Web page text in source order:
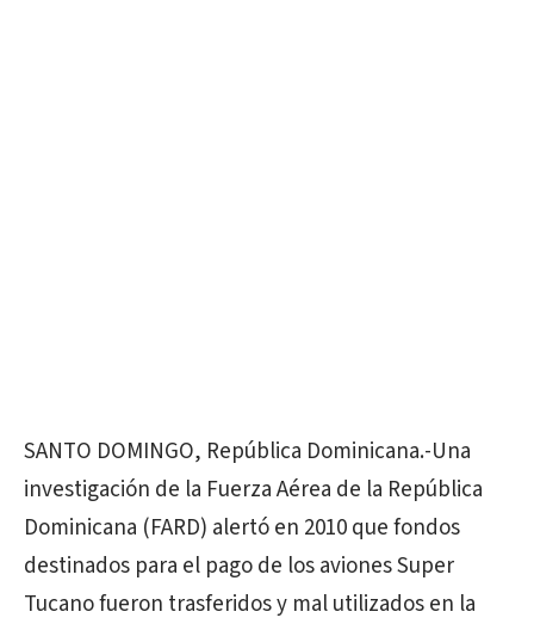
SANTO DOMINGO, República Dominicana.-Una
investigación de la Fuerza Aérea de la República
Dominicana (FARD) alertó en 2010 que fondos
destinados para el pago de los aviones Super
Tucano fueron trasferidos y mal utilizados en la